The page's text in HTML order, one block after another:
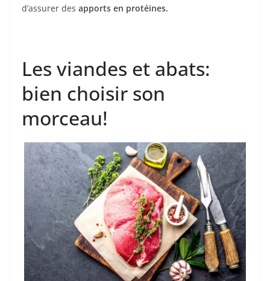
d’assurer des apports en protéines.
Les viandes et abats:
bien choisir son
morceau!